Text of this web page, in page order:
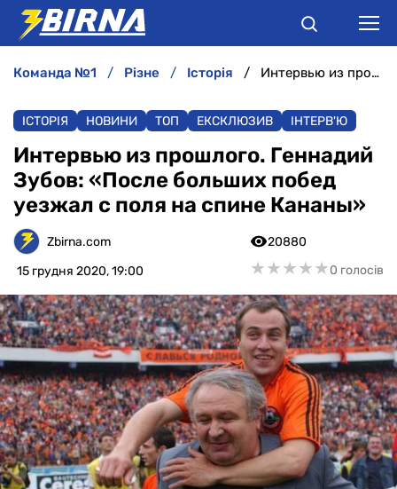
АНАЛІТИКА
ІНТЕРВ'Ю
РІЗНЕ
БУКМЕКЕРИ
команда №1 різне історія Интервью из прошлого. Геннадий Зубов: «После больших побед уезжал с поля на спине Кананы»
ІСТОРІЯ НОВИНИ ТОП ЕКСКЛЮЗИВ ІНТЕРВ'Ю
Интервью из прошлого. Геннадий
Зубов: «После больших побед
уезжал с поля на спине Кананы»
Zbirna.com
15 грудня 2020, 19:00
20880
★★★★★
★★★★★0 голосів